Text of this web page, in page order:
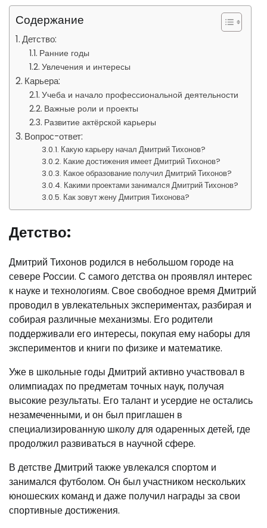
Содержание
Детство:
Ранние годы
Увлечения и интересы
Карьера:
Учеба и начало профессиональной деятельности
Важные роли и проекты
Развитие актёрской карьеры
Вопрос-ответ:
Какую карьеру начал Дмитрий Тихонов?
Какие достижения имеет Дмитрий Тихонов?
Какое образование получил Дмитрий Тихонов?
Какими проектами занимался Дмитрий Тихонов?
Как зовут жену Дмитрия Тихонова?
Детство:
Дмитрий Тихонов родился в небольшом городе на
севере России. С самого детства он проявлял интерес
к науке и технологиям. Свое свободное время Дмитрий
проводил в увлекательных экспериментах, разбирая и
собирая различные механизмы. Его родители
поддерживали его интересы, покупая ему наборы для
экспериментов и книги по физике и математике.
Уже в школьные годы Дмитрий активно участвовал в
олимпиадах по предметам точных наук, получая
высокие результаты. Его талант и усердие не остались
незамеченными, и он был приглашен в
специализированную школу для одаренных детей, где
продолжил развиваться в научной сфере.
В детстве Дмитрий также увлекался спортом и
занимался футболом. Он был участником нескольких
юношеских команд и даже получил награды за свои
спортивные достижения.